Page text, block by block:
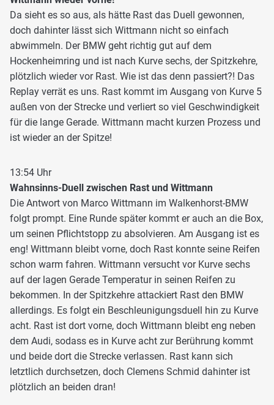
Da sieht es so aus, als hätte Rast das Duell gewonnen,
doch dahinter lässt sich Wittmann nicht so einfach
abwimmeln. Der BMW geht richtig gut auf dem
Hockenheimring und ist nach Kurve sechs, der Spitzkehre,
plötzlich wieder vor Rast. Wie ist das denn passiert?! Das
Replay verrät es uns. Rast kommt im Ausgang von Kurve 5
außen von der Strecke und verliert so viel Geschwindigkeit
für die lange Gerade. Wittmann macht kurzen Prozess und
ist wieder an der Spitze!
13:54 Uhr
Wahnsinns-Duell zwischen Rast und Wittmann
Die Antwort von Marco Wittmann im Walkenhorst-BMW
folgt prompt. Eine Runde später kommt er auch an die Box,
um seinen Pflichtstopp zu absolvieren. Am Ausgang ist es
eng! Wittmann bleibt vorne, doch Rast konnte seine Reifen
schon warm fahren. Wittmann versucht vor Kurve sechs
auf der lagen Gerade Temperatur in seinen Reifen zu
bekommen. In der Spitzkehre attackiert Rast den BMW
allerdings. Es folgt ein Beschleunigungsduell hin zu Kurve
acht. Rast ist dort vorne, doch Wittmann bleibt eng neben
dem Audi, sodass es in Kurve acht zur Berührung kommt
und beide dort die Strecke verlassen. Rast kann sich
letztlich durchsetzen, doch Clemens Schmid dahinter ist
plötzlich an beiden dran!